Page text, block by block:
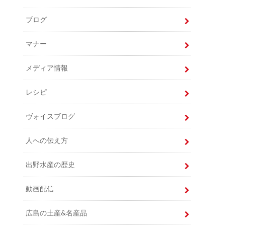
ブログ
マナー
メディア情報
レシピ
ヴォイスブログ
人への伝え方
出野水産の歴史
動画配信
広島の土産&名産品